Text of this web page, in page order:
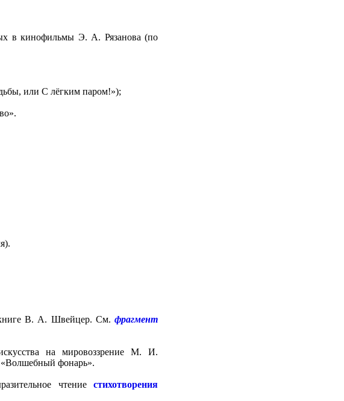
в кинофильмы Э. А. Рязанова (по
или С лёгким паром!»);
В. А. Швейцер. См. фрагмент
на мировоззрение М. И.
«Волшебный фонарь».
чтение стихотворения